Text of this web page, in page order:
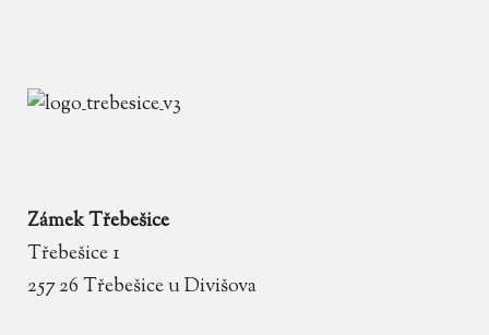
Zámek Třebešice
Třebešice 1
257 26 Třebešice u Divišova